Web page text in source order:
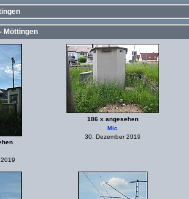
Möttingen
186 x angesehen
Mic
30. Dezember 2019